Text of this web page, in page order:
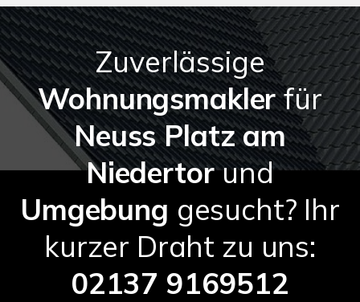
Zuverlässige
Wohnungsmaklerfür
Neuss Platz am
Niedertorund
Umgebung gesucht? Ihr
kurzer Draht zu uns:
02137 9169512